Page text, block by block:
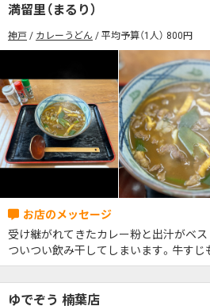
1人でも入
モーニングあり ランチあり
年中無休 5名以上の団体歓迎
デリバリー対応 禁煙席のみ
カウンター席あり テーブル席
テラス席ペット可 子連れ・
カレー専門店 辛さが選べる
キッズメニューあり ポイ
カード決済可 電子マネー決
カレーのジャンルを
駅から徒歩5分
無料駐車場あり 1人でも入
モーニングあり ランチあり
年中無休 5名以上の団体歓迎
禁煙席のみ
カウンター席あり
テラス席ペット可 子連れ・
キッズメニューあり
満留里（まるり）
神戸 カレーうどん 平均予算（1人） 800円
受け継がれてきたカレー粉と出汁がベス
ついつい飲み干してしまいます。牛す
ゆでぞう 楠葉店